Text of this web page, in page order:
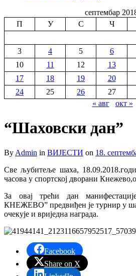
септембар
П
У С Ч
3
4 5 6
10
11 12 13
17
18 19 20
24
25 26 27
« авг
окт »
“Шаховски дан”
By Admin in ВИЈЕСТИ on 18.
Све љубитеље шаха,
часова у спортској дворани
За овај трећи дан
КНЕЖЕВО” предвиђен је турнир у
очекује и вриједна награда.
Facebook
Share on X